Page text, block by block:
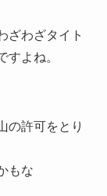
ざわざタイト
すよね。
の許可をとり
もな